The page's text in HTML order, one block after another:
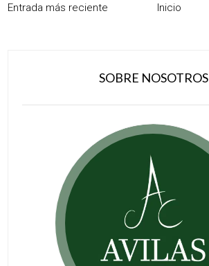
Entrada más reciente Inicio
SOBRE NOSOTROS